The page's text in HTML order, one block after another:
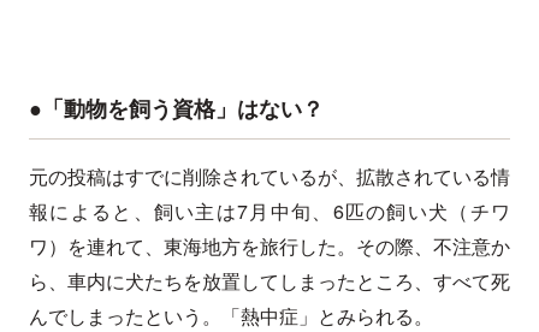
●「動物を飼う資格」はない？
元の投稿はすでに削除されているが、拡散されている情
報によると、飼い主は7月中旬、6匹の飼い犬（チワ
ワ）を連れて、東海地方を旅行した。その際、不注意か
ら、車内に犬たちを放置してしまったところ、すべて死
んでしまったという。「熱中症」とみられる。